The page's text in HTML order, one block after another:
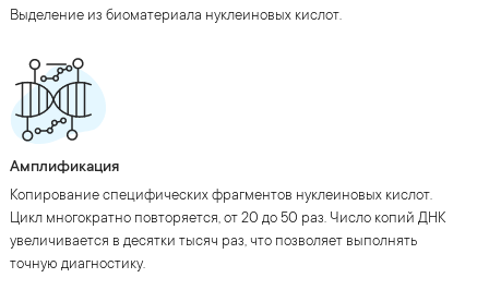
Выделение из биоматериала нуклеиновых кислот.
Амплификация
Копирование специфических фрагментов нуклеиновых кислот.
Цикл многократно повторяется, от 20 до 50 раз. Число копий ДНК
увеличивается в десятки тысяч раз, что позволяет выполнять
точную диагностику.